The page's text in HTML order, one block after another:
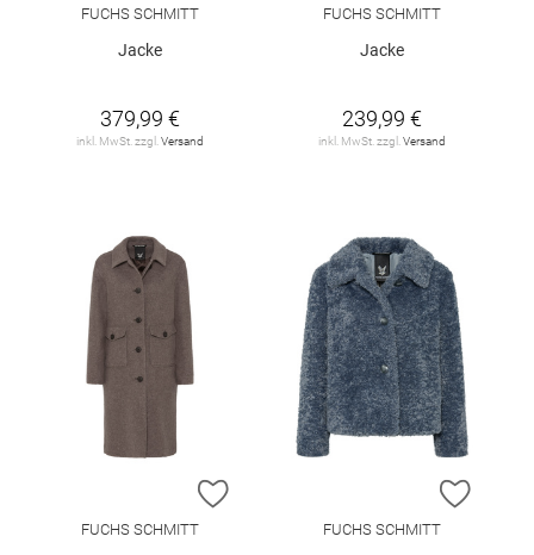
FUCHS SCHMITT
Jacke
379,99 €
inkl. MwSt. zzgl.Versand
FUCHS SCHMITT
Jacke
239,99 €
inkl. MwSt. zzgl.Versand
ZUR WUNSCHLISTE HINZUFÜGEN
FUCHS SCHMITT
ZUR
FUCHS SCHMITT